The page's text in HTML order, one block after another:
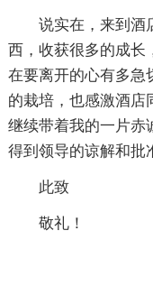
说实在，来到酒
西，收获很多的成长
在要离开的心有多急
的栽培，也感激酒店
继续带着我的一片赤
得到领导的谅解和批
此致
敬礼！